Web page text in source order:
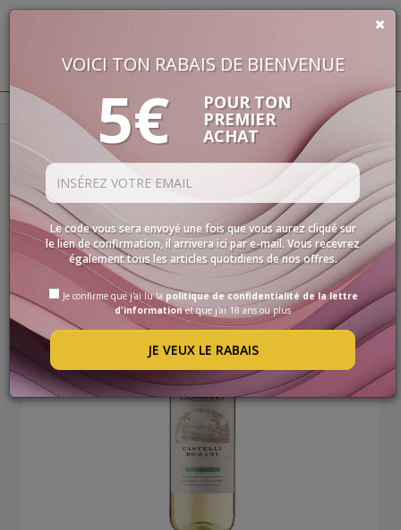
€
LES
SPÉCIALITÉS
SÉLECTIONS
ACCESSOIRES
PROMOS
PROMOTIONS
BLOG
Vins Vins Blancs
VINS BLANCS
VOICI TON RABAIS DE BIENVENUE
5€ POUR TON
PREMIER
ACHAT
Le code vous sera envoyé une fois que vous aurez cliqué sur
le lien de confirmation, il arrivera ici par e-mail. Vous recevrez
également tous les articles quotidiens de nos offres.
Je confirme que j'ai lu la politique de confidentialité de la lettre
d'informationet que j'ai 18 ans ou plus
JE VEUX LE RABAIS